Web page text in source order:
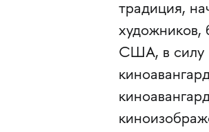
традиция,
художников,
США, в силу